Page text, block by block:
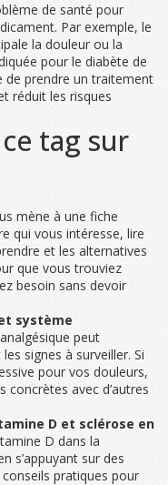
de santé pour
Par exemple, le
la douleur ou la
pour le diabète de
de prendre un traitement
réduit les risques
tag sur
mène à une fiche
qui vous intéresse, lire
et les alternatives
que vous trouviez
besoin sans devoir
système
peut
signes à surveiller. Si
pour vos douleurs,
avec d’autres
D et sclérose en
D dans la
s’appuyant sur des
pratiques pour